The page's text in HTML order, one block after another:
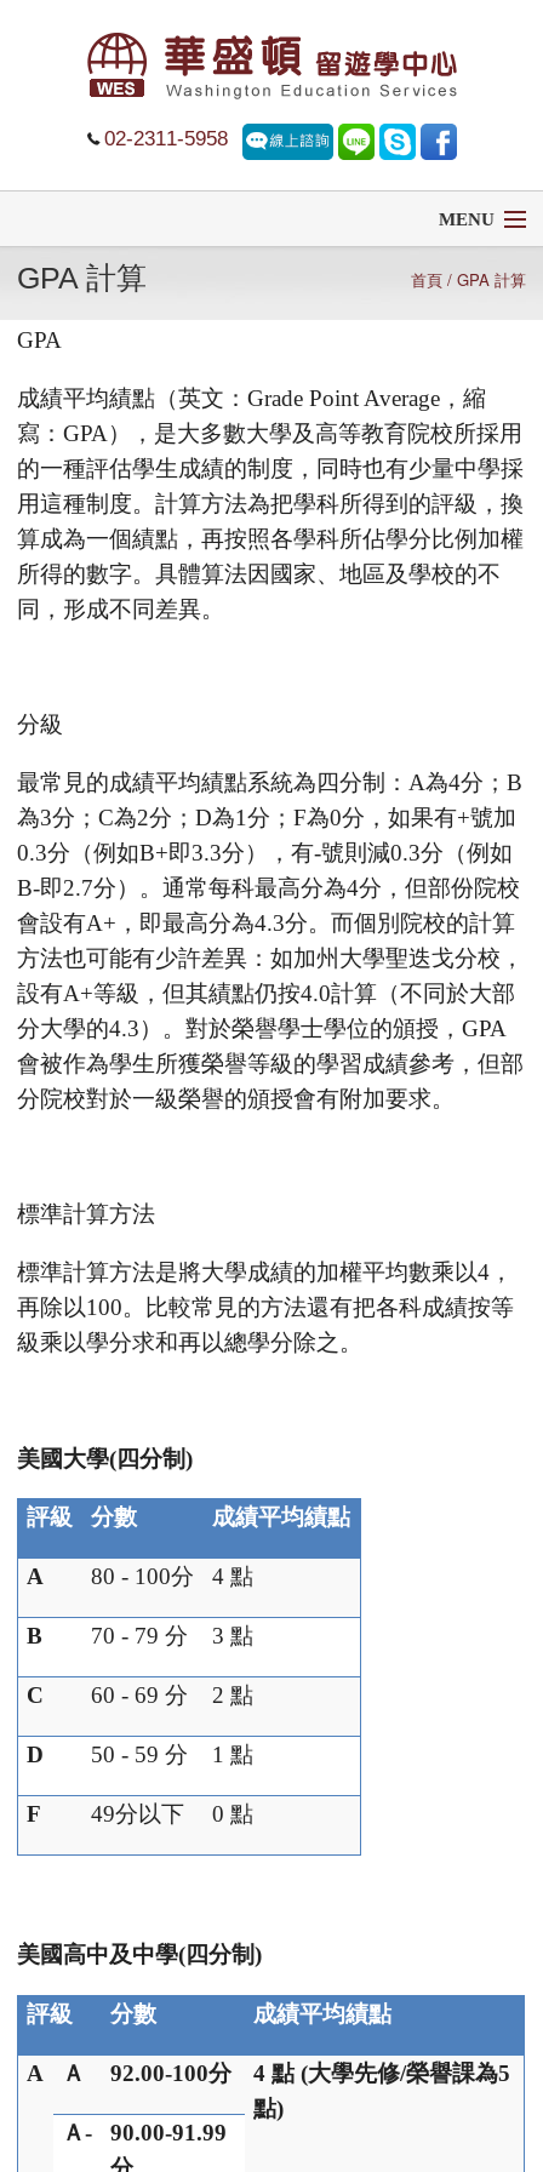
02-2311-5958
MENU
首頁
留學
遊學
菁英中學
大學排名
服務項目
常見問題
訊息公告
代辦感言
金榜
GPA 計算 首頁/ GPA 計算
GPA
成績平均績點（英文：Grade Point Average ，縮
寫：GPA ），是大多數大學及高等教育院校所採用
的一種評估學生成績的制度，同時也有少量中學採
用這種制度。計算方法為把學科所得到的評級，換
算成為一個績點，再按照各學科所佔學分比例加權
所得的數字。具體算法因國家、地區及學校的不
同，形成不同差異。
分級
最常見的成績平均績點系統為四分制： A為4分；B
為3分；C為2分；D為1分；F為0分，如果有+號加
0.3分（例如B+即3.3分），有-號則減0.3分（例如
B-即2.7分）。通常每科最高分為4分，但部份院校
會設有A+ ，即最高分為4.3分。而個別院校的計算
方法也可能有少許差異：如加州大學聖迭戈分校，
設有A+等級，但其績點仍按4.0計算（不同於大部
分大學的4.3）。對於榮譽學士學位的頒授，GPA
會被作為學生所獲榮譽等級的學習成績參考，但部
分院校對於一級榮譽的頒授會有附加要求。
標準計算方法
標準計算方法是將大學成績的加權平均數乘以4 ，
再除以100。比較常見的方法還有把各科成績按等
級乘以學分求和再以總學分除之。
美國大學(四分制)
評級 分數 成績平均績點
A 80 - 100分 4點
B 70 - 79分 3點
C 60 - 69分 2點
D 50 - 59分 1點
F 49分以下 0點
美國高中及中學(四分制)
評級 分數 成績平均績點
A Ａ 92.00-100分 4點 (大學先修/榮譽課為5
點)
Ａ-
90.00-91.99